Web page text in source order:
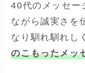
40代のメッセー
ながら誠実さを
なり馴れ馴れし
のこもったメッ